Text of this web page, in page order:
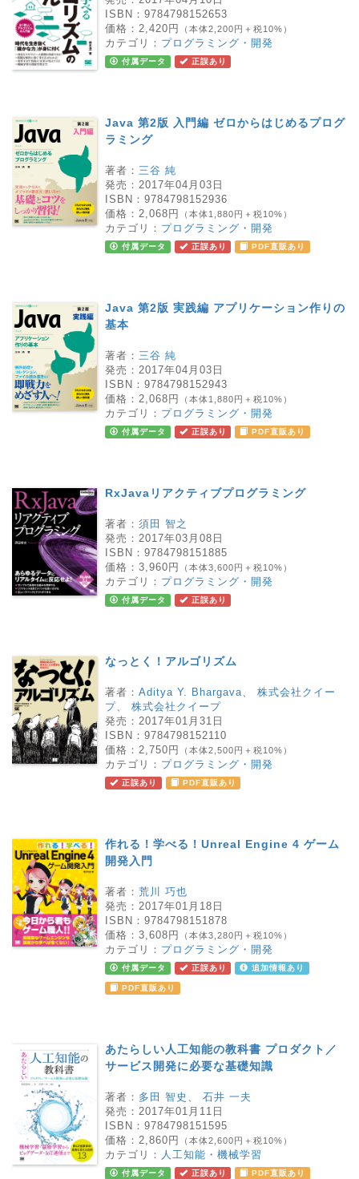
ISBN： 9784798152653
価格： 2,420円 （本体2,200円＋税10%）
カテゴリ： プログラミング・開発
付属データ 正誤あり
Java 第2版 入門編 ゼロからはじめるプログ
ラミング
著者： 三谷 純
発売： 2017年04月03日
ISBN： 9784798152936
価格： 2,068円 （本体1,880円＋税10%）
カテゴリ： プログラミング・開発
付属データ 正誤あり PDF直販あり
Java 第2版 実践編 アプリケーション作りの
基本
著者： 三谷 純
発売： 2017年04月03日
ISBN： 9784798152943
価格： 2,068円 （本体1,880円＋税10%）
カテゴリ： プログラミング・開発
付属データ 正誤あり PDF直販あり
RxJavaリアクティブプログラミング
著者： 須田 智之
発売： 2017年03月08日
ISBN： 9784798151885
価格： 3,960円 （本体3,600円＋税10%）
カテゴリ： プログラミング・開発
付属データ 正誤あり
なっとく！アルゴリズム
著者： Aditya Y. Bhargava、 株式会社クイー
プ、 株式会社クイープ
発売： 2017年01月31日
ISBN： 9784798152110
価格： 2,750円 （本体2,500円＋税10%）
カテゴリ： プログラミング・開発
正誤あり PDF直販あり
作れる！学べる！Unreal Engine 4 ゲーム
開発入門
著者： 荒川 巧也
発売： 2017年01月18日
ISBN： 9784798151878
価格： 3,608円 （本体3,280円＋税10%）
カテゴリ： プログラミング・開発
付属データ 正誤あり 追加情報あり
PDF直販あり
あたらしい人工知能の教科書 プロダクト／
サービス開発に必要な基礎知識
著者： 多田 智史 、 石井 一夫
発売： 2017年01月11日
ISBN： 9784798151595
価格： 2,860円 （本体2,600円＋税10%）
カテゴリ： 人工知能・機械学習
付属データ 正誤あり PDF直販あり